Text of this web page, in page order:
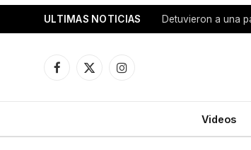
ULTIMAS NOTICIAS Detuvieron a una
Facebook
X
Instagram
Videos